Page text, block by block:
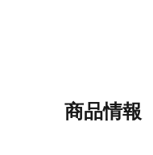
商品情報